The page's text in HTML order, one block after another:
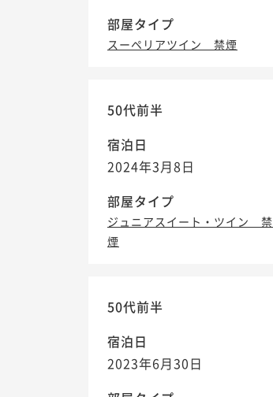
部屋タイプ
スーペリアツイン 禁煙
50代前半
宿泊日
2024年3月8日
部屋タイプ
ジュニアスイート・ツイン 禁
煙
50代前半
宿泊日
2023年6月30日